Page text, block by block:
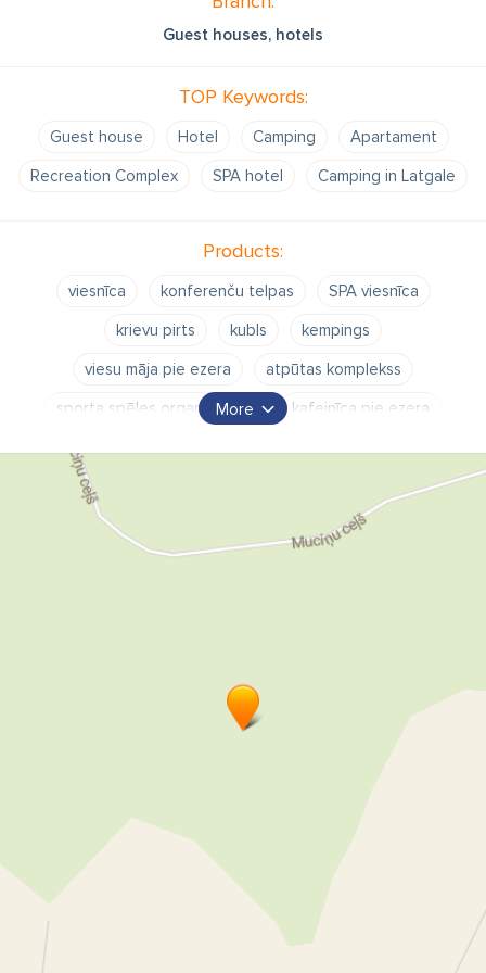
brīnišķīgu skatu uz ezeru un ir aprīkota ar nepieciešamo
tehnisko aprīkojumu: projektors, ekrāns, bezvadu internets,
Guest houses, hotels
TOP Keywords:
Guest house Hotel Camping
Apartament
Recreation Complex
SPA hotel Camping in Latgale
Products:
viesnīca konferenču telpas
SPA viesnīca
krievu pirts
kubls
kempings
viesu māja pie ezera
atpūtas komplekss
sporta spēles organizēšana
kafejnīca pie ezera
nakšņošana ģimenēm ar bērniem
sniega kalns Latgalē
Atpūtas bāze
Atpūta Latgalē
More